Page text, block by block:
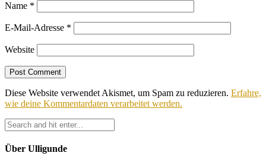
Name *
E-Mail-Adresse *
Website
Diese Website verwendet Akismet, um Spam zu reduzieren. Erfahre,
wie deine Kommentardaten verarbeitet werden.
Über Ulligunde